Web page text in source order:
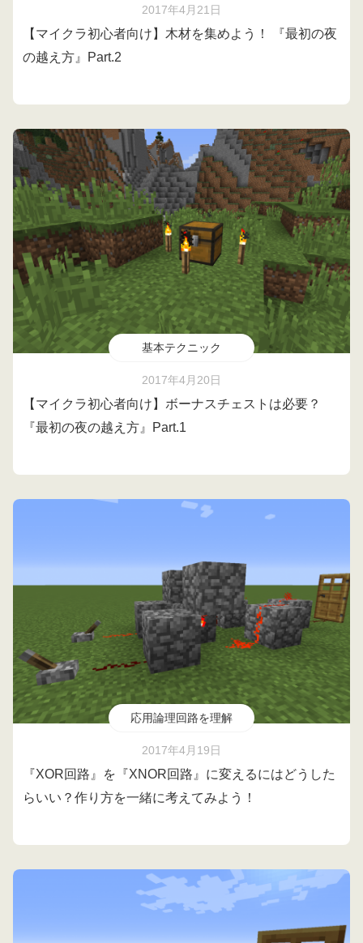
2017年4月21日
【マイクラ初心者向け】木材を集めよう！ 『最初の夜
の越え方』Part.2
基本テクニック
2017年4月20日
【マイクラ初心者向け】ボーナスチェストは必要？
『最初の夜の越え方』Part.1
応用論理回路を理解
2017年4月19日
『XOR回路』を『XNOR回路』に変えるにはどうした
らいい？作り方を一緒に考えてみよう！